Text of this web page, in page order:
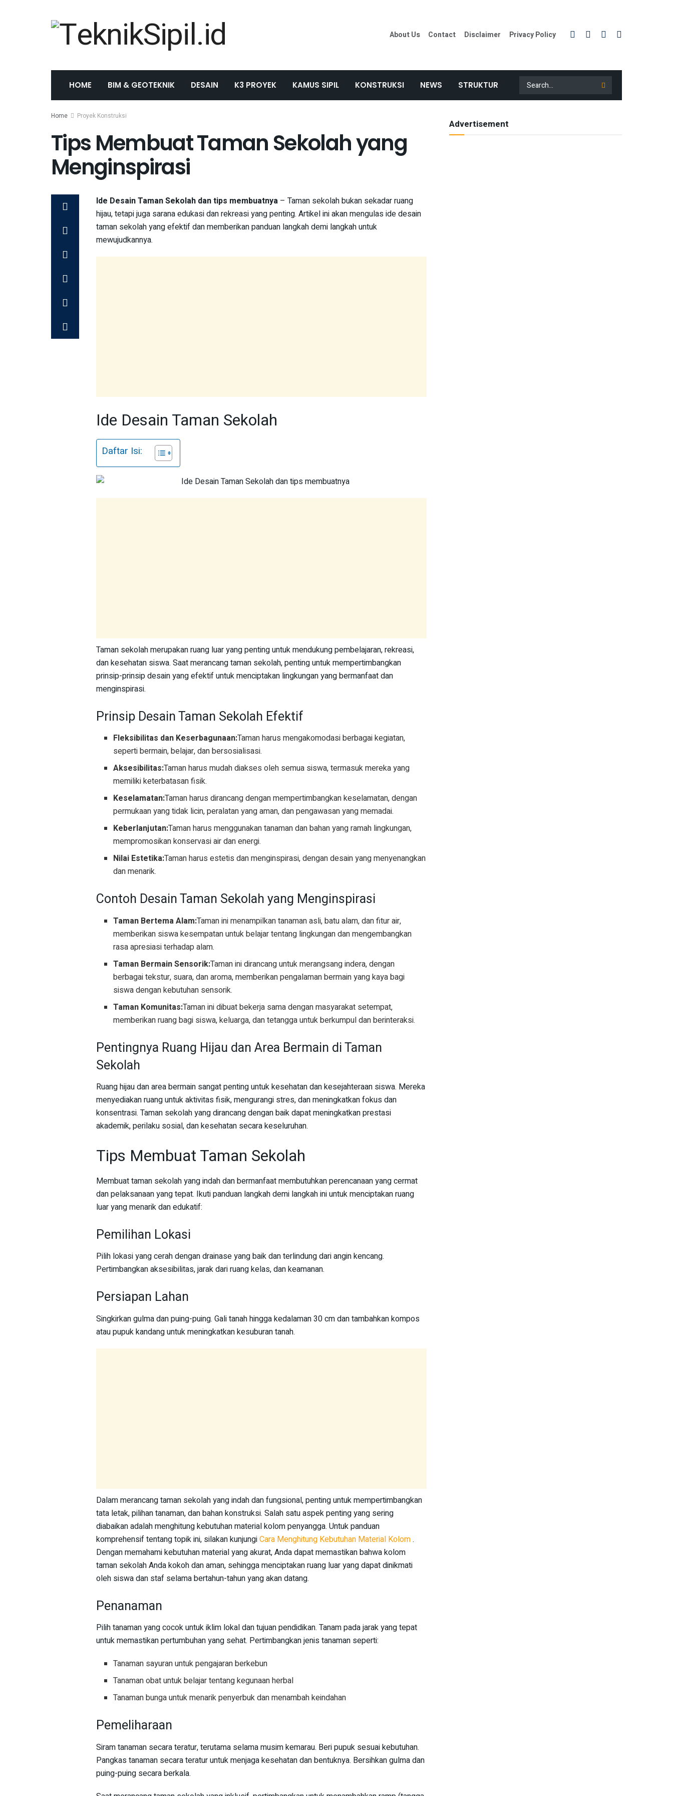
About Us Contact Disclaimer Privacy Policy
HOME BIM & GEOTEKNIK DESAIN K3 PROYEK KAMUS SIPIL KONSTRUKSI NEWS STRUKTUR
Home Proyek Konstruksi
Tips Membuat Taman Sekolah yang
Menginspirasi
Ide Desain Taman Sekolah dan tips membuatnya – Taman sekolah bukan sekadar ruang
hijau, tetapi juga sarana edukasi dan rekreasi yang penting. Artikel ini akan mengulas ide desain
taman sekolah yang efektif dan memberikan panduan langkah demi langkah untuk
mewujudkannya.
Ide Desain Taman Sekolah
Daftar Isi:
Taman sekolah merupakan ruang luar yang penting untuk mendukung pembelajaran, rekreasi,
dan kesehatan siswa. Saat merancang taman sekolah, penting untuk mempertimbangkan
prinsip-prinsip desain yang efektif untuk menciptakan lingkungan yang bermanfaat dan
menginspirasi.
Prinsip Desain Taman Sekolah Efektif
Fleksibilitas dan Keserbagunaan:Taman harus mengakomodasi berbagai kegiatan,
seperti bermain, belajar, dan bersosialisasi.
Aksesibilitas:Taman harus mudah diakses oleh semua siswa, termasuk mereka yang
memiliki keterbatasan fisik.
Keselamatan:Taman harus dirancang dengan mempertimbangkan keselamatan, dengan
permukaan yang tidak licin, peralatan yang aman, dan pengawasan yang memadai.
Keberlanjutan:Taman harus menggunakan tanaman dan bahan yang ramah lingkungan,
mempromosikan konservasi air dan energi.
Nilai Estetika:Taman harus estetis dan menginspirasi, dengan desain yang menyenangkan
dan menarik.
Contoh Desain Taman Sekolah yang Menginspirasi
Taman Bertema Alam:Taman ini menampilkan tanaman asli, batu alam, dan fitur air,
memberikan siswa kesempatan untuk belajar tentang lingkungan dan mengembangkan
rasa apresiasi terhadap alam.
Taman Bermain Sensorik:Taman ini dirancang untuk merangsang indera, dengan
berbagai tekstur, suara, dan aroma, memberikan pengalaman bermain yang kaya bagi
siswa dengan kebutuhan sensorik.
Taman Komunitas:Taman ini dibuat bekerja sama dengan masyarakat setempat,
memberikan ruang bagi siswa, keluarga, dan tetangga untuk berkumpul dan berinteraksi.
Pentingnya Ruang Hijau dan Area Bermain di Taman
Sekolah
Ruang hijau dan area bermain sangat penting untuk kesehatan dan kesejahteraan siswa. Mereka
menyediakan ruang untuk aktivitas fisik, mengurangi stres, dan meningkatkan fokus dan
konsentrasi. Taman sekolah yang dirancang dengan baik dapat meningkatkan prestasi
akademik, perilaku sosial, dan kesehatan secara keseluruhan.
Tips Membuat Taman Sekolah
Membuat taman sekolah yang indah dan bermanfaat membutuhkan perencanaan yang cermat
dan pelaksanaan yang tepat. Ikuti panduan langkah demi langkah ini untuk menciptakan ruang
luar yang menarik dan edukatif:
Pemilihan Lokasi
Pilih lokasi yang cerah dengan drainase yang baik dan terlindung dari angin kencang.
Pertimbangkan aksesibilitas, jarak dari ruang kelas, dan keamanan.
Persiapan Lahan
Singkirkan gulma dan puing-puing. Gali tanah hingga kedalaman 30 cm dan tambahkan kompos
atau pupuk kandang untuk meningkatkan kesuburan tanah.
Dalam merancang taman sekolah yang indah dan fungsional, penting untuk mempertimbangkan
tata letak, pilihan tanaman, dan bahan konstruksi. Salah satu aspek penting yang sering
diabaikan adalah menghitung kebutuhan material kolom penyangga. Untuk panduan
komprehensif tentang topik ini, silakan kunjungiCara Menghitung Kebutuhan Material Kolom.
Dengan memahami kebutuhan material yang akurat, Anda dapat memastikan bahwa kolom
taman sekolah Anda kokoh dan aman, sehingga menciptakan ruang luar yang dapat dinikmati
oleh siswa dan staf selama bertahun-tahun yang akan datang.
Penanaman
Pilih tanaman yang cocok untuk iklim lokal dan tujuan pendidikan. Tanam pada jarak yang tepat
untuk memastikan pertumbuhan yang sehat. Pertimbangkan jenis tanaman seperti:
Tanaman sayuran untuk pengajaran berkebun
Tanaman obat untuk belajar tentang kegunaan herbal
Tanaman bunga untuk menarik penyerbuk dan menambah keindahan
Pemeliharaan
Siram tanaman secara teratur, terutama selama musim kemarau. Beri pupuk sesuai kebutuhan.
Pangkas tanaman secara teratur untuk menjaga kesehatan dan bentuknya. Bersihkan gulma dan
puing-puing secara berkala.
Advertisement